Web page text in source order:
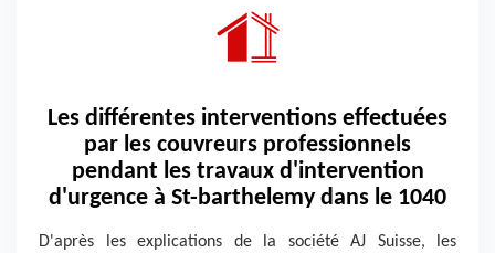
Les différentes interventions effectuées
par les couvreurs professionnels
pendant les travaux d'intervention
d'urgence à St-barthelemy dans le 1040
D'après les explications de la société AJ Suisse, les